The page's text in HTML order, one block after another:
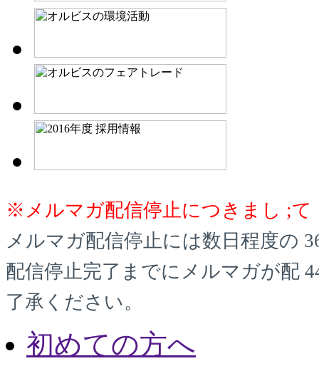
※メルマガ配信停止につきまし ;て
メルマガ配信停止には数日程度の
配信停止完了までにメルマガが配
了承ください。
初めての方へ